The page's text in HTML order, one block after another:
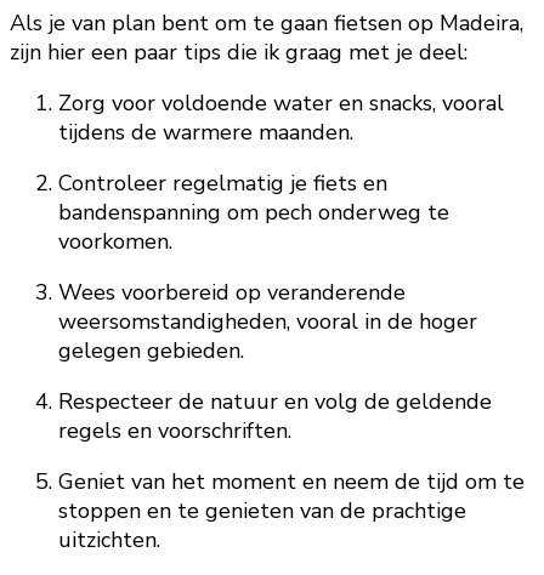
Als je van plan bent om te gaan fietsen op Madeira,
zijn hier een paar tips die ik graag met je deel:
Zorg voor voldoende water en snacks, vooral
tijdens de warmere maanden.
Controleer regelmatig je fiets en
bandenspanning om pech onderweg te
voorkomen.
Wees voorbereid op veranderende
weersomstandigheden, vooral in de hoger
gelegen gebieden.
Respecteer de natuur en volg de geldende
regels en voorschriften.
Geniet van het moment en neem de tijd om te
stoppen en te genieten van de prachtige
uitzichten.